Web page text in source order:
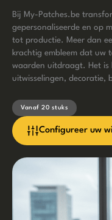
Bij My-Patches.be
gepersonaliseerde en op
tot productie. Meer dan
krachtig embleem dat uw
waarden uitdraagt. Het is
uitwisselingen, decoratie,
Vanaf 20 stuks
Configureer uw